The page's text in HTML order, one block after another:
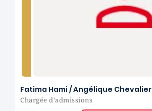
Fatima Hami / Angélique Chevalier
Chargée d'admissions